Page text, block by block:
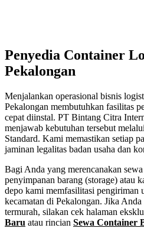
Penyedia Container
Pekalongan
Menjalankan operasional bisnis
Pekalongan membutuhkan fasilitas
cepat diinstal. PT Bintang Citra
menjawab kebutuhan tersebut
Standard. Kami memastikan setiap
jaminan legalitas badan usaha dan
Bagi Anda yang merencanakan
penyimpanan barang (storage) atau
depo kami memfasilitasi pengiriman
kecamatan di Pekalongan. Jika
termurah, silakan cek halaman
Baru atau rincian Sewa Container